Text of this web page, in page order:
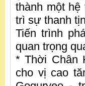
thành một
trì sự thanh
Tiến trình
quan trọng
* Thời Chân
cho vị cao